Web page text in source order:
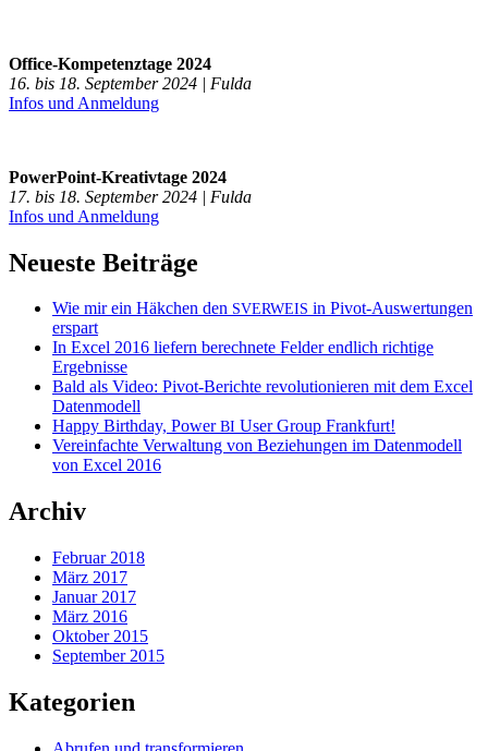
Office-Kompetenztage 2024
16. bis 18. September 2024 | Fulda
Infos und Anmeldung
PowerPoint-Kreativtage 2024
17. bis 18. September 2024 | Fulda
Infos und Anmeldung
Neueste Beiträge
Wie mir ein Häkchen den SVERWEIS in Pivot-Auswertungen
erspart
In Excel 2016 liefern berechnete Felder endlich richtige
Ergebnisse
Bald als Video: Pivot-Berichte revolutionieren mit dem Excel
Datenmodell
Happy Birthday, PowerBI User Group Frankfurt!
Vereinfachte Verwaltung von Beziehungen im Datenmodell
von Excel 2016
Archiv
Februar 2018
März 2017
Januar 2017
März 2016
Oktober 2015
September 2015
Kategorien